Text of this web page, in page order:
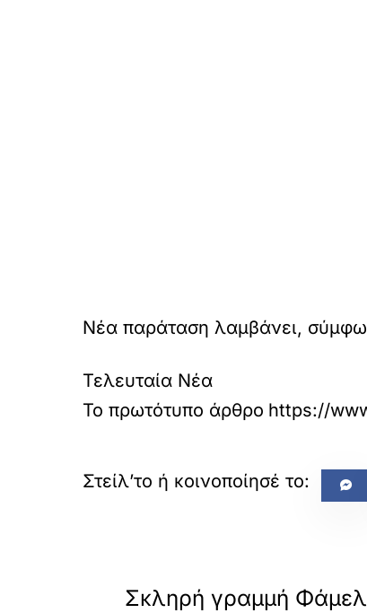
Νέα παράταση λαμβάνει,
Τελευταία Νέα
Το πρωτότυπο άρθρο https://
Σκληρή γραμμή